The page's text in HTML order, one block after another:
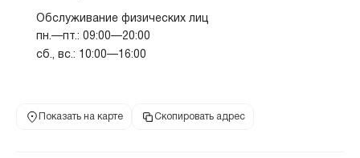
Обслуживание физических лиц
пн.—пт.: 09:00—20:00
сб., вс.: 10:00—16:00
Показать на карте Скопировать адрес